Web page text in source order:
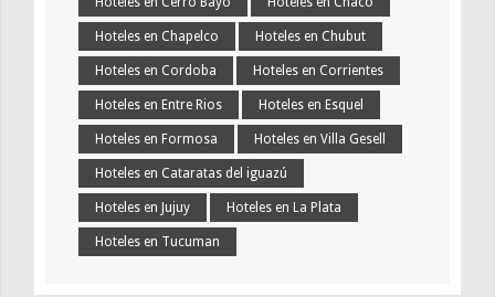
Hoteles en Chapelco Hoteles en Chubut
Hoteles en Cordoba Hoteles en Corrientes
Hoteles en Entre Rios Hoteles en Esquel
Hoteles en Formosa Hoteles en Villa Gesell
Hoteles en Cataratas del iguazú
Hoteles en Jujuy Hoteles en La Plata
Hoteles en Tucuman